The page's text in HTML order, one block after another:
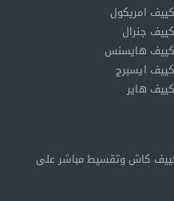
امريكول
جنرال
هايسنس
ايسبرج
هاير
كاش وتقسيط مباشر على